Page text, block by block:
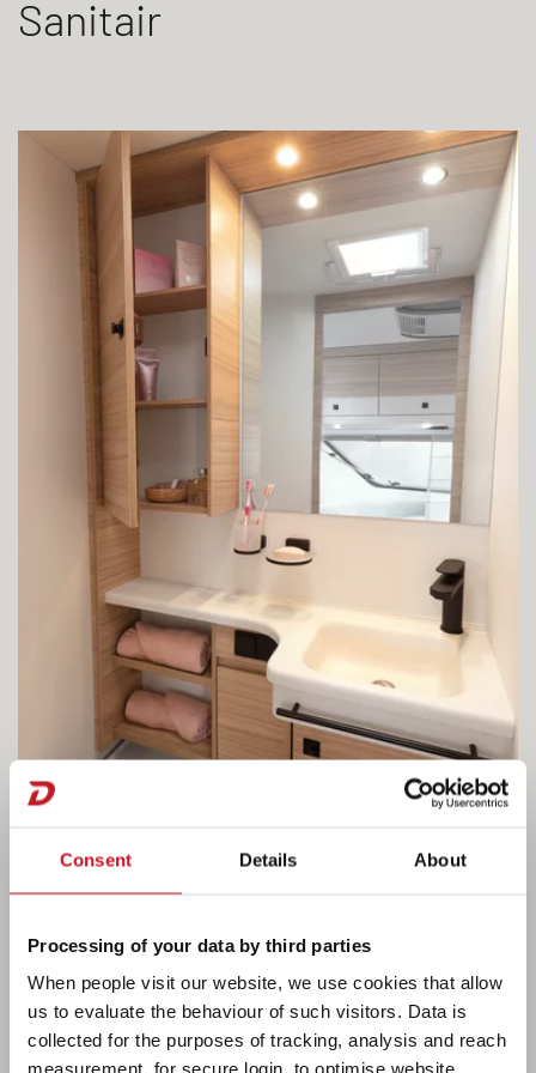
Consent Details About
Processing of your data by third parties
When people visit our website, we use cookies that allow
us to evaluate the behaviour of such visitors. Data is
collected for the purposes of tracking, analysis and reach
measurement, for secure login, to optimise website
Sanitair
Ideaal voor een opfrisbeurt in de ochtend! Alles
in een compacte badkamer! En voor wie het iets
minder fris mag: warmwater is standaard